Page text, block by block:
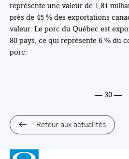
représente une valeur de 1,81
près de 45 % des exportations
valeur. Le porc du Québec est
80 pays, ce qui représente 6 % du
porc.
— 30 —
Retour aux actualités